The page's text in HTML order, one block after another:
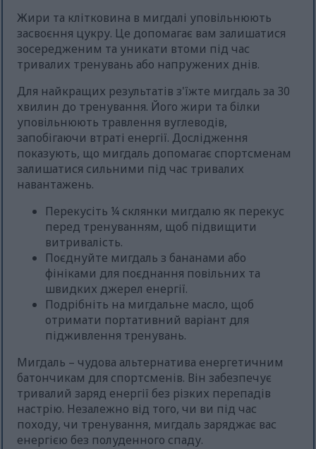
Жири та клітковина в мигдалі уповільнюють
засвоєння цукру. Це допомагає вам залишатися
зосередженим та уникати втоми під час
тривалих тренувань або напружених днів.
Для найкращих результатів з'їжте мигдаль за 30
хвилин до тренування. Його жири та білки
уповільнюють травлення вуглеводів,
запобігаючи втраті енергії. Дослідження
показують, що мигдаль допомагає спортсменам
залишатися сильними під час тривалих
навантажень.
Перекусіть ¼ склянки мигдалю як перекус
перед тренуванням, щоб підвищити
витривалість.
Поєднуйте мигдаль з бананами або
фініками для поєднання повільних та
швидких джерел енергії.
Подрібніть на мигдальне масло, щоб
отримати портативний варіант для
підживлення тренувань.
Мигдаль – чудова альтернатива енергетичним
батончикам для спортсменів. Він забезпечує
тривалий заряд енергії без різких перепадів
настрію. Незалежно від того, чи ви під час
походу, чи тренування, мигдаль заряджає вас
енергією без полуденного спаду.